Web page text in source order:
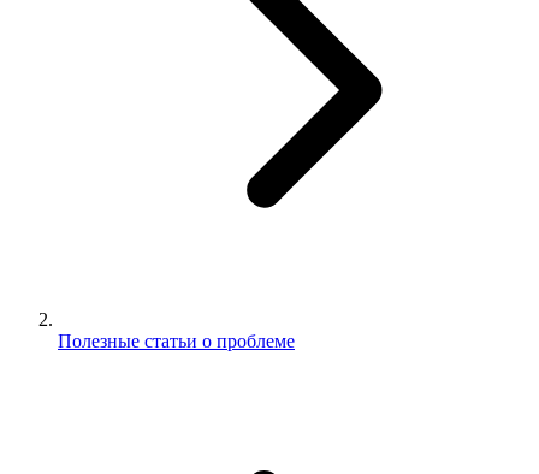
Полезные статьи о проблеме